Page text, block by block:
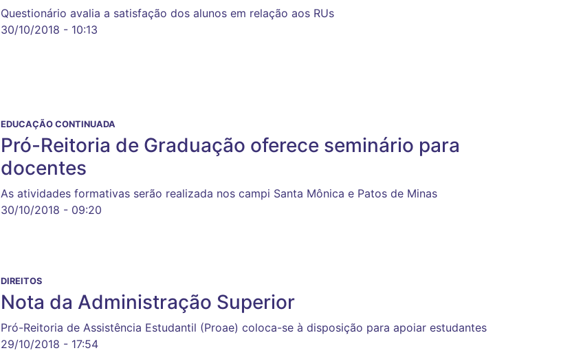
Questionário avalia a satisfação dos alunos em relação aos RUs
30/10/2018 - 10:13
EDUCAÇÃO CONTINUADA
Pró-Reitoria de Graduação oferece seminário para
docentes
As atividades formativas serão realizada nos campi Santa Mônica e Patos de Minas
30/10/2018 - 09:20
DIREITOS
Nota da Administração Superior
Pró-Reitoria de Assistência Estudantil (Proae) coloca-se à disposição para apoiar estudantes
29/10/2018 - 17:54